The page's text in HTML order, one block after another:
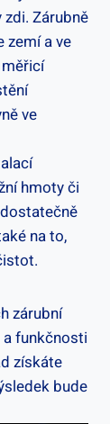
Zárubně
zemí a ve
ve
hmoty či
na to,
zárubní
funkčnosti
získáte
bude